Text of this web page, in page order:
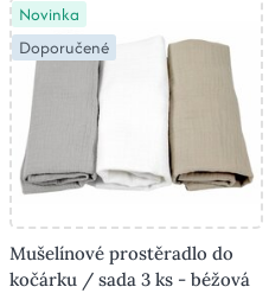
Novinka
Doporučené
Mušelínové prostěradlo do
kočárku / sada 3 ks - béžová